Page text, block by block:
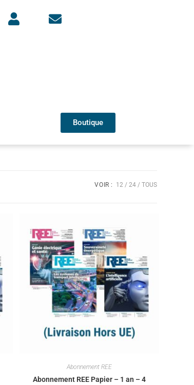
Boutique
VOIR : 12 24 TOUS
Abonnement REE
Abonnement REE Papier – 1 an – 4